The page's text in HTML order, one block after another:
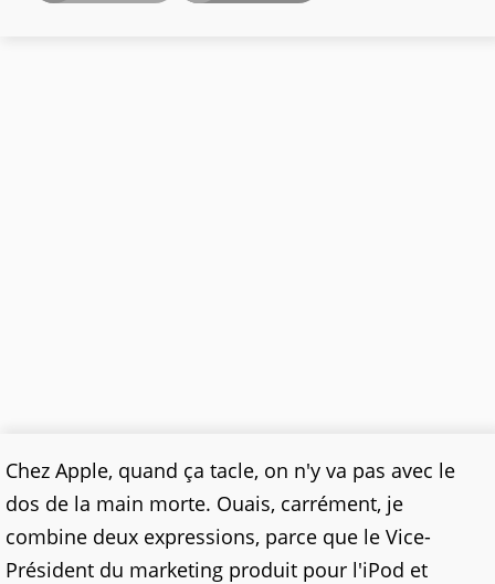
Chez Apple, quand ça tacle, on n'y va pas avec le
dos de la main morte. Ouais, carrément, je
combine deux expressions, parce que le Vice-
Président du marketing produit pour l'iPod et